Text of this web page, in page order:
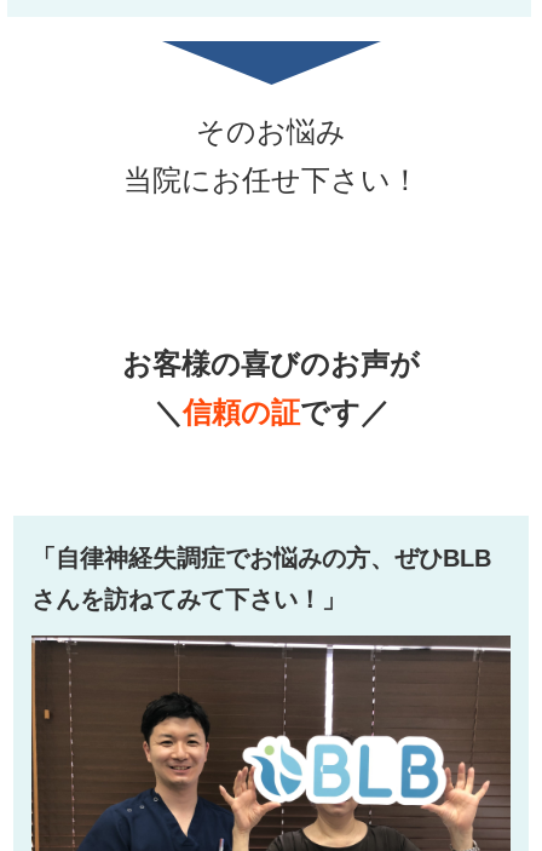
そのお悩み
当院にお任せ下さい！
お客様の喜びのお声が
＼信頼の証です／
「自律神経失調症でお悩みの方、ぜひBLB
さんを訪ねてみて下さい！」